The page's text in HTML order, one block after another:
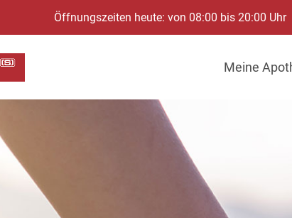
Öffnungszeiten heute: von 08:00 bis 20:00 Uhr
Meine